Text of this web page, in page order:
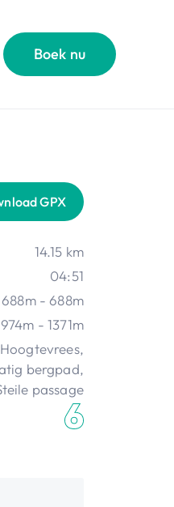
Boek nu
GPX
14.15 km
04:51
688m - 688m
- 1371m
Hoogtevrees,
bergpad,
passage